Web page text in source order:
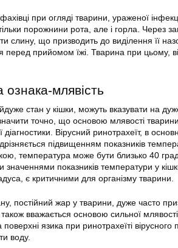
при огляді тварини, ураженої
порожнини рота, але і горла. Через
слину, що призводить до виділення її
перед прийомом їжі. Тварина при цьому,
ознака-млявість
стан у кішки, можуть вказувати на
точно, що основою млявості
діагностики. Вірусний ринотрахеїт, в
підвищенням показників
температура може бути близько 40
показників температури у
є критичними для організму тварини.
постійний жар у тварини, дуже часто
також вважається основою сильної
язика при ринотрахеїті
воду.